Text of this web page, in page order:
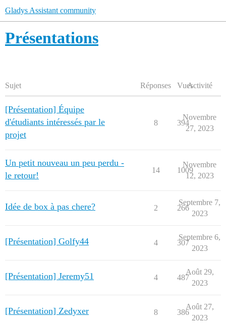
Gladys Assistant community
Présentations
Sujet Réponses VuesActivité
[Présentation] Équipe
d'étudiants intéressés par le
projet
8 394
Novembre
27, 2023
Un petit nouveau un peu perdu -
le retour!
14 1009
Novembre
12, 2023
Idée de box à pas chere? 2 266
Septembre 7,
2023
[Présentation] Golfy44 4 307
Septembre 6,
2023
[Présentation] Jeremy51 4 487
Août 29,
2023
[Présentation] Zedyxer 8 386
Août 27,
2023